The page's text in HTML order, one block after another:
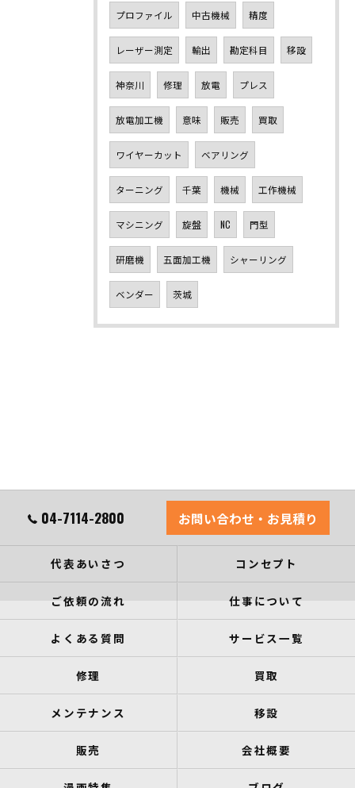
プロファイル 中古機械 精度
レーザー測定 輸出 勘定科目 移設
神奈川 修理 放電 プレス
放電加工機 意味 販売 買取
ワイヤーカット ベアリング
ターニング 千葉 機械 工作機械
マシニング 旋盤 NC 門型
研磨機 五面加工機 シャーリング
ベンダー 茨城
04-7114-2800 お問い合わせ・お見積り
代表あいさつ コンセプト
ご依頼の流れ 仕事について
よくある質問 サービス一覧
修理 買取
メンテナンス 移設
販売 会社概要